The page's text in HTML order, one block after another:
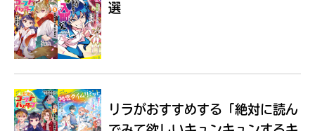
Loading...
選
リラがおすすめする 「絶対に読ん